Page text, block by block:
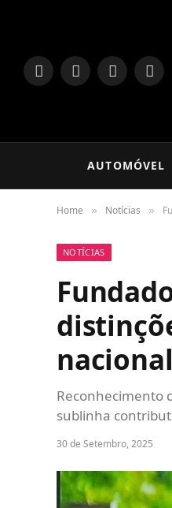
LinkedInFacebookInstagram
TikTok
AUTOMÓVEL
Home » Notícias »
NOTÍCIAS
nacional
Reconhecimento
sublinha
30 de Setembro, 2025